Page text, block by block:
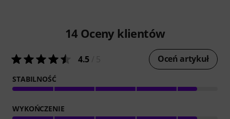
14 Oceny klientów
4.5 Oceń artykuł
STABILNOŚĆ
WYKOŃCZENIE